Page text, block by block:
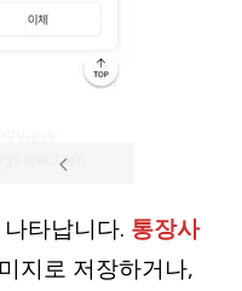
타납니다. 통장사
지로 저장하거나,